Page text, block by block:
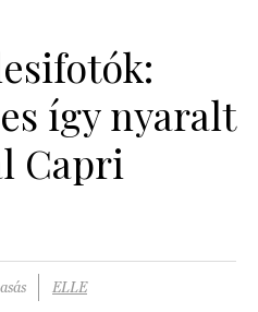
így nyaralt
Capri
ELLE